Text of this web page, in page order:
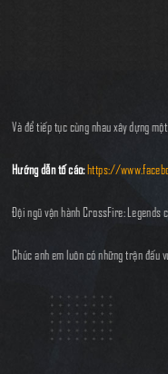
Và để tiếp tục cùng nhau xây dựng
Hướng dẫn tố cáo:https://
Đội ngũ vận hành CrossFire:
Chúc anh em luôn có những trận đấu